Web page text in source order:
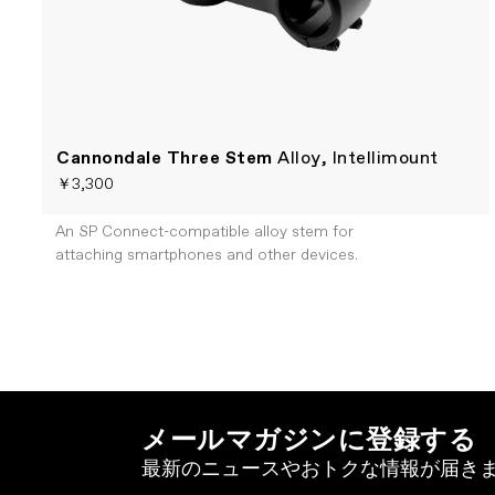
Cannondale Three StemAlloy, Intellimount
￥3,300
An SP Connect-compatible alloy stem for
attaching smartphones and other devices.
メールマガジンに登録する
最新のニュースやおトクな情報が届き